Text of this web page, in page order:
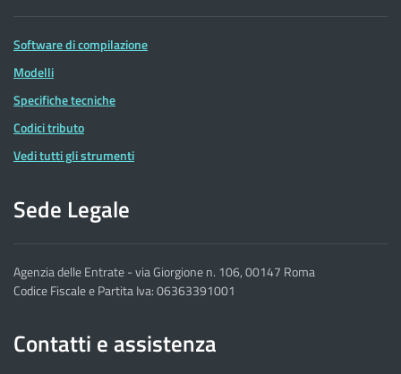
Software di compilazione
Modelli
Specifiche tecniche
Codici tributo
Vedi tutti gli strumenti
Sede Legale
Agenzia delle Entrate - via Giorgione n. 106, 00147 Roma
Codice Fiscale e Partita Iva: 06363391001
Contatti e assistenza